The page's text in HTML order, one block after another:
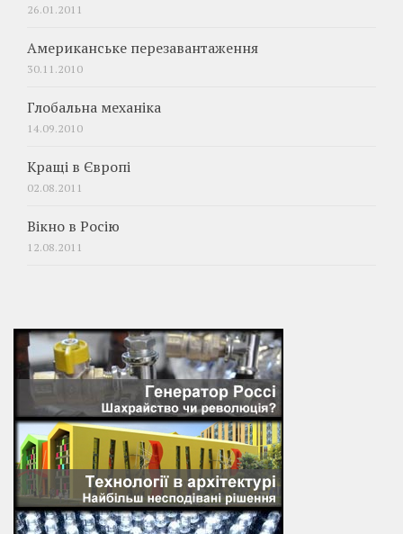
26.01.2011
Американське перезавантаження
30.11.2010
Глобальна механіка
14.09.2010
Кращі в Європі
02.08.2011
Вікно в Росію
12.08.2011